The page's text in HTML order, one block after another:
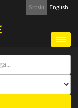
Srpski English